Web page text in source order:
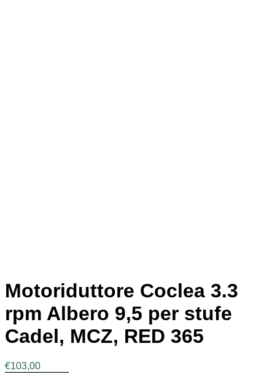
Motoriduttore Coclea 3.3
rpm Albero 9,5 per stufe
Cadel, MCZ, RED 365
€103,00